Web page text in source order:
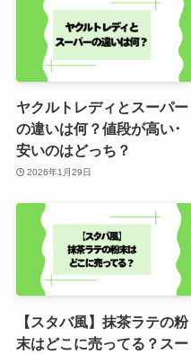
ヤクルトレディとスーパー
の違いは何？値段が高い･
安いのはどっち？
2026年1月29日
【スタバ風】抹茶ラテの粉
末はどこに売ってる？スー